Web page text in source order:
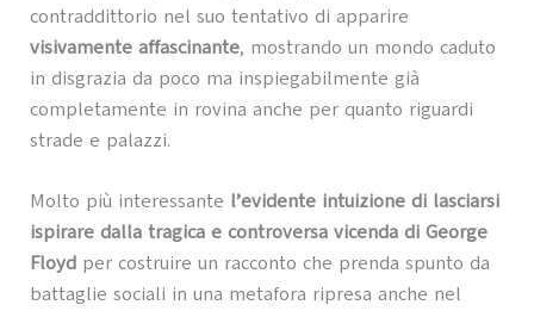
contraddittorio nel suo tentativo di apparire
visivamente affascinante, mostrando un mondo caduto
in disgrazia da poco ma inspiegabilmente già
completamente in rovina anche per quanto riguardi
strade e palazzi.
Molto più interessante l’evidente intuizione di lasciarsi
ispirare dalla tragica e controversa vicenda di George
Floyd per costruire un racconto che prenda spunto da
battaglie sociali in una metafora ripresa anche nel